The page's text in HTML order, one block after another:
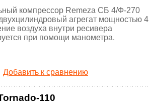
компрессор Remeza СБ 4/Ф-270
агрегат мощностью 4
воздуха внутри ресивера
при помощи манометра.
Добавить к сравнению
110